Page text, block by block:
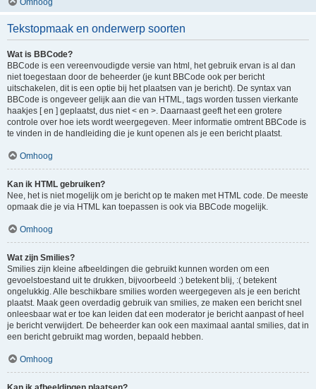
Omhoog
Tekstopmaak en onderwerp soorten
Wat is BBCode?
BBCode is een vereenvoudigde versie van html, het gebruik ervan is al dan
niet toegestaan door de beheerder (je kunt BBCode ook per bericht
uitschakelen, dit is een optie bij het plaatsen van je bericht). De syntax van
BBCode is ongeveer gelijk aan die van HTML, tags worden tussen vierkante
haakjes [ en ] geplaatst, dus niet < en >. Daarnaast geeft het een grotere
controle over hoe iets wordt weergegeven. Meer informatie omtrent BBCode is
te vinden in de handleiding die je kunt openen als je een bericht plaatst.
Omhoog
Kan ik HTML gebruiken?
Nee, het is niet mogelijk om je bericht op te maken met HTML code. De meeste
opmaak die je via HTML kan toepassen is ook via BBCode mogelijk.
Omhoog
Wat zijn Smilies?
Smilies zijn kleine afbeeldingen die gebruikt kunnen worden om een
gevoelstoestand uit te drukken, bijvoorbeeld :) betekent blij, :( betekent
ongelukkig. Alle beschikbare smilies worden weergegeven als je een bericht
plaatst. Maak geen overdadig gebruik van smilies, ze maken een bericht snel
onleesbaar wat er toe kan leiden dat een moderator je bericht aanpast of heel
je bericht verwijdert. De beheerder kan ook een maximaal aantal smilies, dat in
een bericht gebruikt mag worden, bepaald hebben.
Omhoog